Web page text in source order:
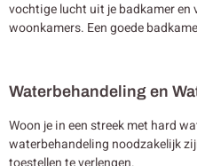
vochtige lucht uit je badkamer en
woonkamers. Een goede
Waterbehandeling en
Woon je in een streek met hard
waterbehandeling noodzakelijk